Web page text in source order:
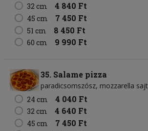
32 cm 4 840 Ft
45 cm 7 450 Ft
51 cm 8 450 Ft
60 cm 9 990 Ft
35. Salame pizza
paradicsomszósz mozzarella sajt
24 cm
4 040 Ft
32 cm 4 640 Ft
45 cm 7 450 Ft